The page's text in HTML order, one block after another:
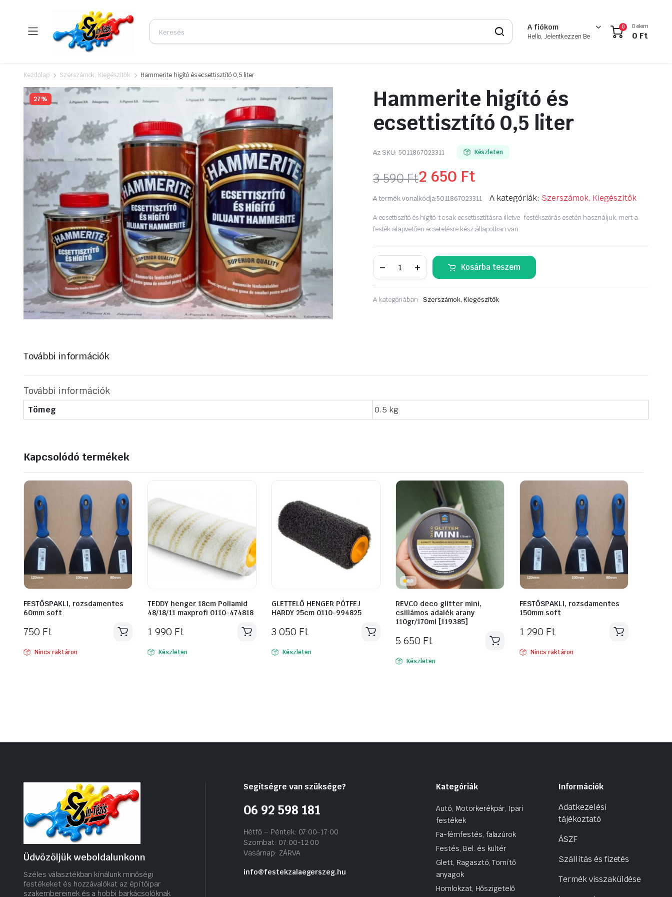
A fiókom
Hello, Jelentkezzen Be
0 0 elem
0 Ft
Kezdőlap Szerszámok, Kiegészítők Hammerite higító és ecsettisztító 0,5 liter
27%
Hammerite higító és
ecsettisztító 0,5 liter
Az SKU: 5011867023311 Készleten
3 590Ft
Original
price
was:
3
590 Ft.
2 650 Ft
Current
price
is:
2
650 Ft.
A termék vonalkódja:5011867023311 A kategóriák: Szerszámok, Kiegészítők
A ecsettiszító és hígító-t csak ecsettisztításra illetve festékszórás esetén használjuk, mert a
festék alapvetően ecsetelésre kész állapotban van.
higító
ecsettisztító
liter
Kosárba teszem
A kategóriában: Szerszámok, Kiegészítők
További információk
További információk
Tömeg 0.5 kg
Kapcsolódó termékek
FESTŐSPAKLI, rozsdamentes
60mm soft
750 Ft
Nincs raktáron
TEDDY henger 18cm Poliamid
48/18/11 maxprofi 0110-474818
1 990 Ft
Készleten
GLETTELŐ HENGER PÓTFEJ
HARDY 25cm 0110-994825
3 050 Ft
Készleten
REVCO deco glitter mini,
csillámos adalék arany
110gr/170ml [119385]
5 650 Ft
Készleten
FESTŐSPAKLI, rozsdamentes
150mm soft
1 290 Ft
Nincs raktáron
Üdvözöljük weboldalunkonn
Széles választékban kínálunk minőségi
festékeket és hozzávalókat az építőipar
szakembereinek és a hobbi barkácsolóknak
Segítségre van szüksége?
06 92 598 181
Hétfő – Péntek: 07:00-17:00
Szombat: 07:00-12:00
Vasárnap: ZÁRVA
info@festekzalaegerszeg.hu
Kategóriák
Autó, Motorkerékpár, Ipari
festékek
Fa-fémfestés, falazúrok
Festés, Bel. és kültér
Glett, Ragasztó, Tömítő
anyagok
Homlokzat, Hőszigetelő
Információk
Adatkezelési
tájékoztató
ÁSZF
Szállítás és fizetés
Termék visszaküldése